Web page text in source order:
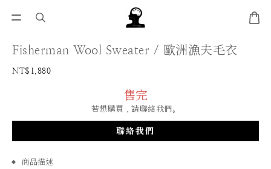
Fisherman Wool Sweater / 歐洲漁夫毛衣
NT$1,880
售完
若想購買，請聯絡我們。
聯絡我們
商品描述